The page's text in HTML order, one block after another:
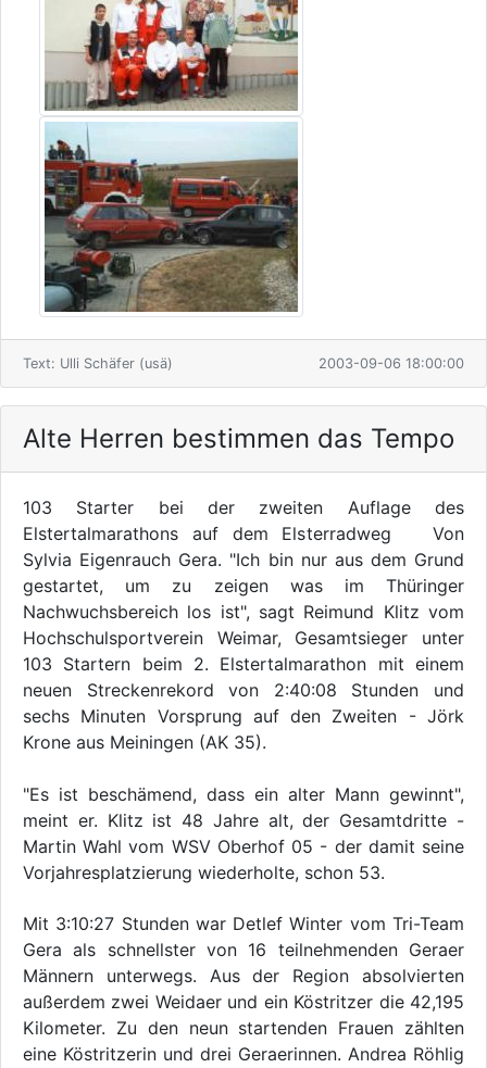
Text: Ulli Schäfer (usä) 2003-09-06 18:00:00
Alte Herren bestimmen das Tempo
103 Starter bei der zweiten Auflage des
Elstertalmarathons auf dem Elsterradweg Von
Sylvia Eigenrauch Gera. "Ich bin nur aus dem Grund
gestartet, um zu zeigen was im Thüringer
Nachwuchsbereich los ist", sagt Reimund Klitz vom
Hochschulsportverein Weimar, Gesamtsieger unter
103 Startern beim 2. Elstertalmarathon mit einem
neuen Streckenrekord von 2:40:08 Stunden und
sechs Minuten Vorsprung auf den Zweiten - Jörk
Krone aus Meiningen (AK 35).
"Es ist beschämend, dass ein alter Mann gewinnt",
meint er. Klitz ist 48 Jahre alt, der Gesamtdritte -
Martin Wahl vom WSV Oberhof 05 - der damit seine
Vorjahresplatzierung wiederholte, schon 53.
Mit 3:10:27 Stunden war Detlef Winter vom Tri-Team
Gera als schnellster von 16 teilnehmenden Geraer
Männern unterwegs. Aus der Region absolvierten
außerdem zwei Weidaer und ein Köstritzer die 42,195
Kilometer. Zu den neun startenden Frauen zählten
eine Köstritzerin und drei Geraerinnen. Andrea Röhlig